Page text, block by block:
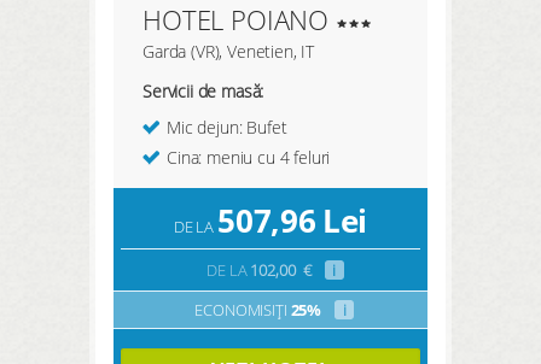
HOTEL POIANO
Garda (VR), Venetien, IT
Servicii de masă:
Mic dejun: Bufet
Cina: meniu cu 4 feluri
DE LA 507,96 Lei
DE LA102,00 €
i
ECONOMISIȚI 25% i